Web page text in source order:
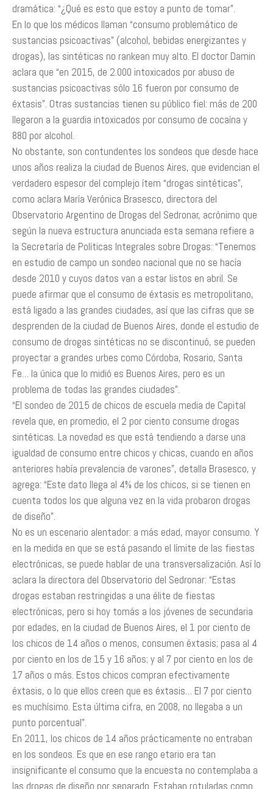
dramática: “¿Qué es esto que estoy a punto de tomar”.
En lo que los médicos llaman “consumo problemático de
sustancias psicoactivas” (alcohol, bebidas energizantes y
drogas), las sintéticas no rankean muy alto. El doctor Damin
aclara que “en 2015, de 2.000 intoxicados por abuso de
sustancias psicoactivas sólo 16 fueron por consumo de
éxtasis”. Otras sustancias tienen su público fiel: más de 200
llegaron a la guardia intoxicados por consumo de cocaína y
880 por alcohol.
No obstante, son contundentes los sondeos que desde hace
unos años realiza la ciudad de Buenos Aires, que evidencian el
verdadero espesor del complejo ítem “drogas sintéticas”,
como aclara María Verónica Brasesco, directora del
Observatorio Argentino de Drogas del Sedronar, acrónimo que
según la nueva estructura anunciada esta semana refiere a
la Secretaría de Políticas Integrales sobre Drogas: “Tenemos
en estudio de campo un sondeo nacional que no se hacía
desde 2010 y cuyos datos van a estar listos en abril. Se
puede afirmar que el consumo de éxtasis es metropolitano,
está ligado a las grandes ciudades, así que las cifras que se
desprenden de la ciudad de Buenos Aires, donde el estudio de
consumo de drogas sintéticas no se discontinuó, se pueden
proyectar a grandes urbes como Córdoba, Rosario, Santa
Fe… la única que lo midió es Buenos Aires, pero es un
problema de todas las grandes ciudades”.
“El sondeo de 2015 de chicos de escuela media de Capital
revela que, en promedio, el 2 por ciento consume drogas
sintéticas. La novedad es que está tendiendo a darse una
igualdad de consumo entre chicos y chicas, cuando en años
anteriores había prevalencia de varones”, detalla Brasesco, y
agrega: “Este dato llega al 4% de los chicos, si se tienen en
cuenta todos los que alguna vez en la vida probaron drogas
de diseño”.
No es un escenario alentador: a más edad, mayor consumo. Y
en la medida en que se está pasando el límite de las fiestas
electrónicas, se puede hablar de una transversalización. Así lo
aclara la directora del Observatorio del Sedronar: “Estas
drogas estaban restringidas a una élite de fiestas
electrónicas, pero si hoy tomás a los jóvenes de secundaria
por edades, en la ciudad de Buenos Aires, el 1 por ciento de
los chicos de 14 años o menos, consumen éxtasis; pasa al 4
por ciento en los de 15 y 16 años; y al 7 por ciento en los de
17 años o más. Estos chicos compran efectivamente
éxtasis, o lo que ellos creen que es éxtasis… El 7 por ciento
es muchísimo. Esta última cifra, en 2008, no llegaba a un
punto porcentual”.
En 2011, los chicos de 14 años prácticamente no entraban
en los sondeos. Es que en ese rango etario era tan
insignificante el consumo que la encuesta no contemplaba a
las drogas de diseño por separado. Estaban rotuladas como